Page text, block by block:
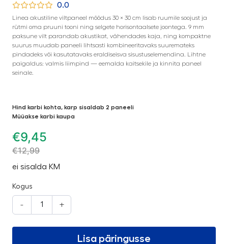
0.0
Linea akustiline viltpaneel mõõdus 30 × 30 cm lisab ruumile soojust ja
rütmi oma pruuni tooni ning selgete horisontaalsete joontega. 9 mm
paksune vilt parandab akustikat, vähendades kaja, ning kompaktne
suurus muudab paneeli lihtsasti kombineeritavaks suuremateks
pindadeks või kasutatavaks eraldiseisva sisustuselemendina. Lihtne
paigaldus: valmis liimpind — eemalda kaitsekile ja kinnita paneel
seinale.
Hind karbi kohta, karp sisaldab 2 paneeli
Müüakse karbi kaupa
€9,45
€12,99
ei sisalda KM
Kogus
- +
Lisa päringusse